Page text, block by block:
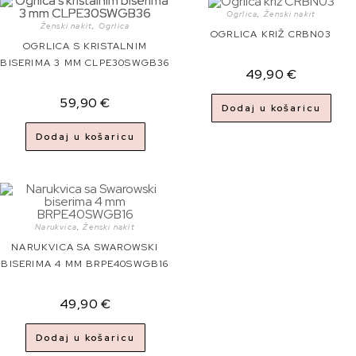
Ženski nakit, Ogrlica
OGRLICA S KRISTALNIM
BISERIMA 3 MM CLPE30SWGB36
59,90€
Dodaj u košaricu
Ogrlica, Ženski nakit
OGRLICA KRIŽ CRBN03
49,90 €
Dodaj u košaricu
Narukvica,Ženski nakit
NARUKVICA SA SWAROWSKI
BISERIMA 4 MM BRPE40SWGB16
49,90 €
Dodaj u košaricu